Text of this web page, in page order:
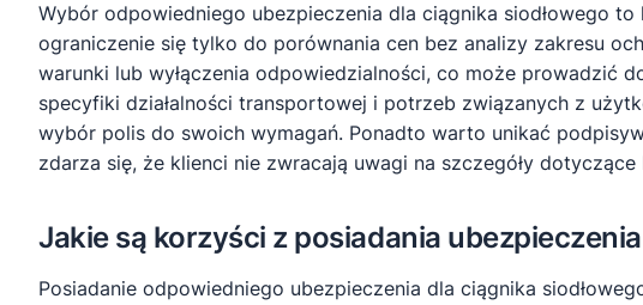
Wybór odpowiedniego ubezpieczenia dla ciągnika siodłowego
ograniczenie się tylko do porównania cen bez analizy zakresu
warunki lub wyłączenia odpowiedzialności, co może prowadzić
specyfiki działalności transportowej i potrzeb związanych z
wybór polis do swoich wymagań. Ponadto warto unikać
zdarza się, że klienci nie zwracają uwagi na szczegóły
Jakie są korzyści z posiadania
Posiadanie odpowiedniego ubezpieczenia dla ciągnika